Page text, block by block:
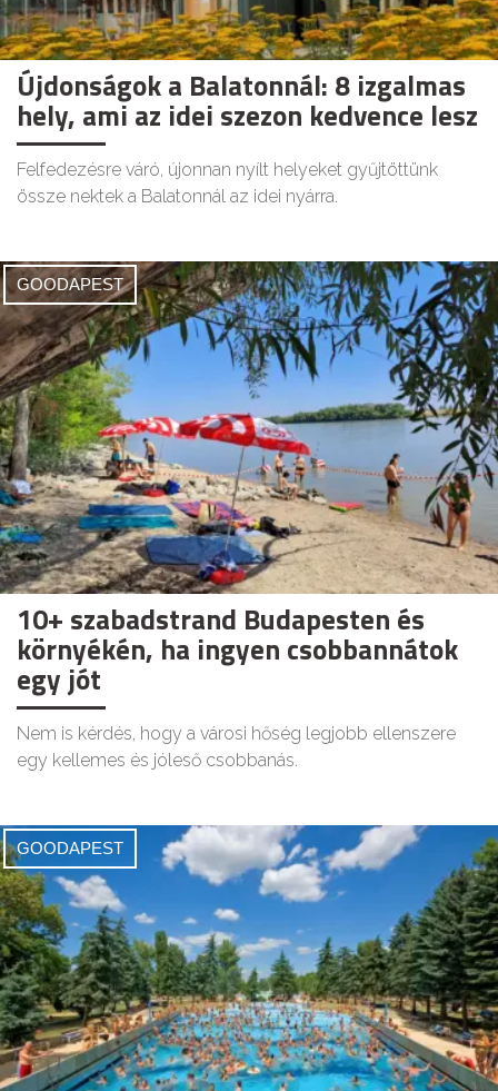
Újdonságok a Balatonnál: 8 izgalmas
hely, ami az idei szezon kedvence lesz
Felfedezésre váró, újonnan nyílt helyeket gyűjtöttünk
össze nektek a Balatonnál az idei nyárra.
GOODAPEST
10+ szabadstrand Budapesten és
környékén, ha ingyen csobbannátok
egy jót
Nem is kérdés, hogy a városi hőség legjobb ellenszere
egy kellemes és jóleső csobbanás.
GOODAPEST